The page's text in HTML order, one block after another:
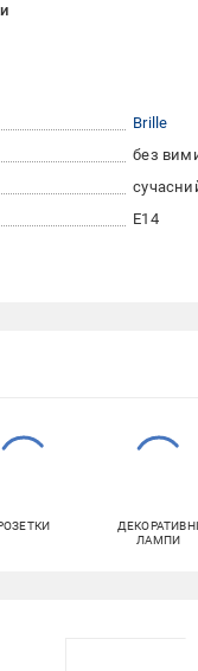
Brille
без
E14
ДЕКОРАТИВНІ
ЛАМПИ